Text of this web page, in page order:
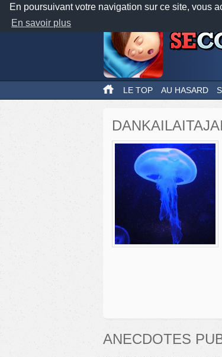
En poursuivant votre navigation sur ce site, vous
En savoir plus
LE TOP AU HASARD
ANECDOTES